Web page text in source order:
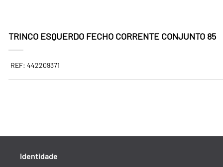
TRINCO ESQUERDO FECHO CORRENTE CONJUNTO 85
REF: 442209371
Identidade